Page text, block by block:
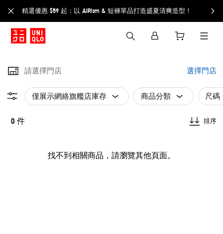
精選優惠 $59 起：以 AIRism & 短褲單品打造盛夏清爽造型！
請選擇門店 選擇門店
僅展示網絡旗艦店庫存 商品分類 尺碼
0 件 排序
找不到相關商品，請瀏覽其他頁面。